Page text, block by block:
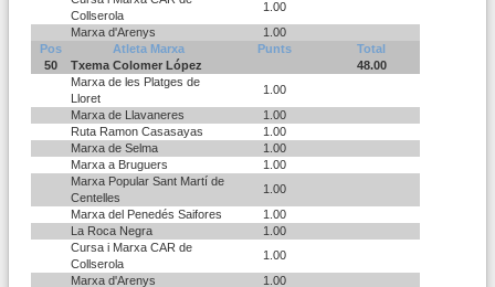
Collserola
1.00
Marxa d'Arenys
1.00
Pos
Atleta Marxa Punts
Total
50
Txema Colomer López
48.00
Marxa de les Platges de
Lloret
1.00
Marxa de Llavaneres
1.00
Ruta Ramon Casasayas
1.00
Marxa de Selma
1.00
Marxa a Bruguers
1.00
Marxa Popular Sant Martí de
Centelles
1.00
Marxa del Penedés Saifores
1.00
La Roca Negra
1.00
Cursa i Marxa CAR de
Collserola
1.00
Marxa d'Arenys
1.00